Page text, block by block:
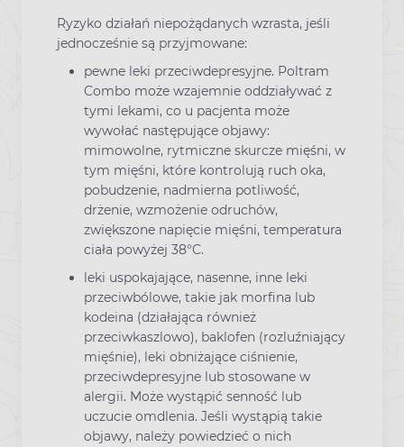
Ryzyko działań niepożądanych wzrasta, jeśli
jednocześnie są przyjmowane:
pewne leki przeciwdepresyjne. Poltram
Combo może wzajemnie oddziaływać z
tymi lekami, co u pacjenta może
wywołać następujące objawy:
mimowolne, rytmiczne skurcze mięśni, w
tym mięśni, które kontrolują ruch oka,
pobudzenie, nadmierna potliwość,
drżenie, wzmożenie odruchów,
zwiększone napięcie mięśni, temperatura
ciała powyżej 38°C.
leki uspokajające, nasenne, inne leki
przeciwbólowe, takie jak morfina lub
kodeina (działająca również
przeciwkaszlowo), baklofen (rozluźniający
mięśnie), leki obniżające ciśnienie,
przeciwdepresyjne lub stosowane w
alergii. Może wystąpić senność lub
uczucie omdlenia. Jeśli wystąpią takie
objawy, należy powiedzieć o nich